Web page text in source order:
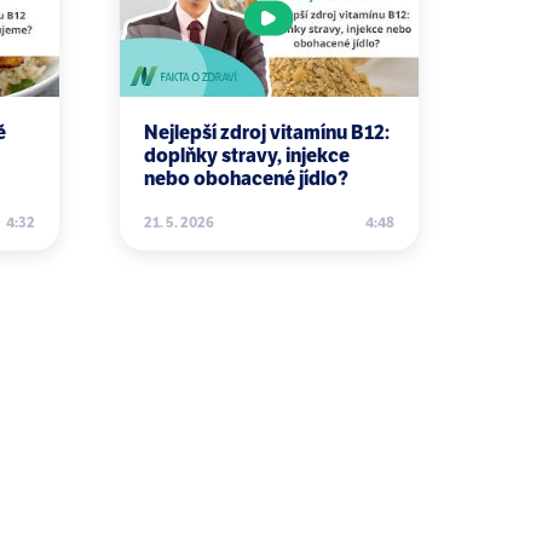
Homes, 1970 to 2000.
United States National
4:32
Nejlepší zdroj vitamínu B12:
doplňky stravy, injekce
nebo obohacené jídlo?
21. 5. 2026 4:48